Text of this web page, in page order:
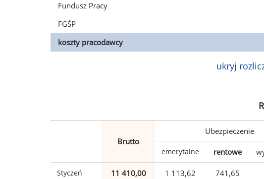
Fundusz Pracy
FGŚP
koszty pracodawcy
ukryj
Brutto
Ubezpieczenie
emerytalne rentowe
Styczeń 11 410,00 1 113,62 741,65